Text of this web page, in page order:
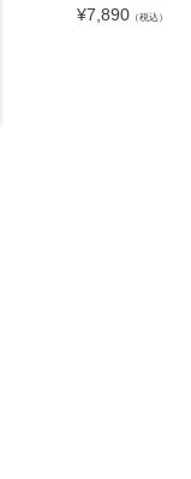
¥7,890 （税込）